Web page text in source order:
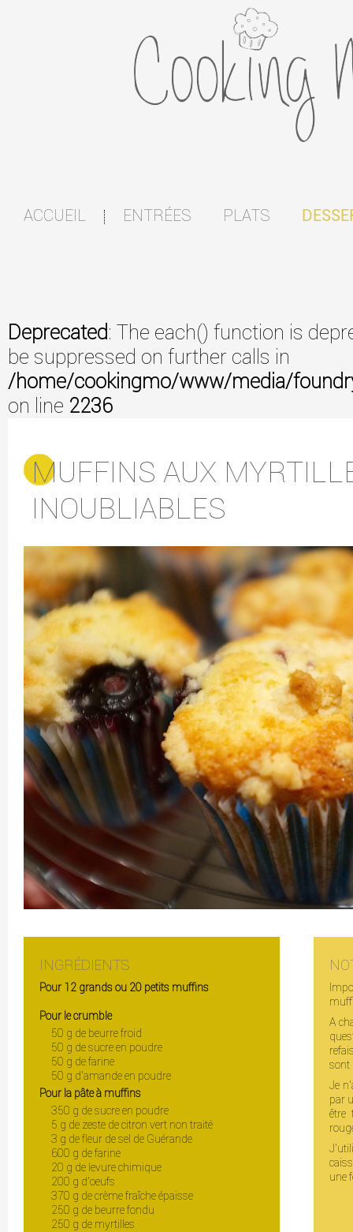
ACCUEIL ENTRÉES PLATS
Deprecated: The each() function is
be suppressed on further calls in
/home/cookingmo/www/media/
on line 2236
MUFFINS AUX
INOUBLIABLES
INGRÉDIENTS
Pour 12 grands ou 20 petits muffins
Pour le crumble
50 g de beurre froid
50 g de sucre en poudre
50 g de farine
50 g d’amande en poudre
Pour la pâte à muffins
350 g de sucre en poudre
5 g de zeste de citron vert non traité
3 g de fleur de sel de Guérande
600 g de farine
20 g de levure chimique
200 g d’oeufs
370 g de crème fraîche épaisse
250 g de beurre fondu
250 g de myrtilles
A
sont
Je
par
être
une